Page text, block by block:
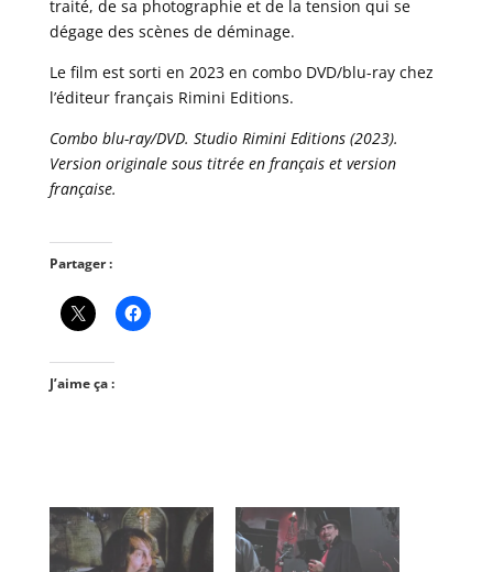
traité, de sa photographie et de la tension qui se
dégage des scènes de déminage.
Le film est sorti en 2023 en combo DVD/blu-ray chez
l’éditeur français Rimini Editions.
Combo blu-ray/DVD. Studio Rimini Editions (2023).
Version originale sous titrée en français et version
française.
Partager :
J’aime ça :